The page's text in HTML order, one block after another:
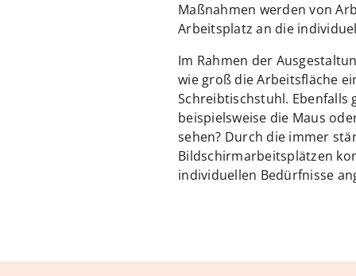
Maßnahmen werden von
Arbeitsplatz an die
Im Rahmen der
wie groß die Arbeitsfläche
Schreibtischstuhl. Ebenfalls
beispielsweise die Maus
sehen? Durch die immer
Bildschirmarbeitsplätzen
individuellen Bedürfnisse